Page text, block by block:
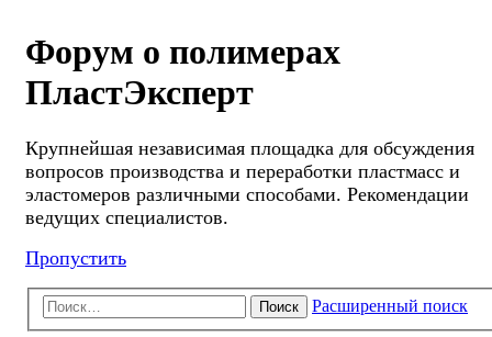
Форум о полимерах
ПластЭксперт
Крупнейшая независимая площадка для обсуждения
вопросов производства и переработки пластмасс и
эластомеров различными способами. Рекомендации
ведущих специалистов.
Пропустить
Поиск Расширенный поиск